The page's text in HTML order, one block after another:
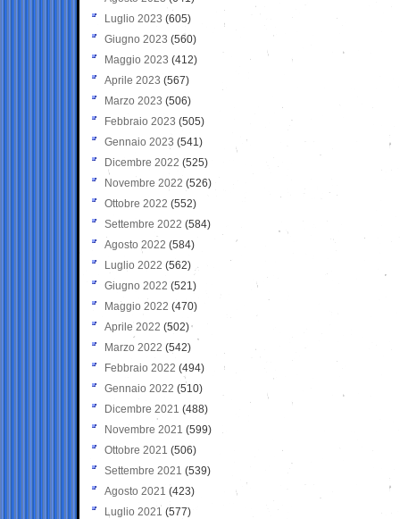
Luglio 2023 (605)
Giugno 2023 (560)
Maggio 2023 (412)
Aprile 2023 (567)
Marzo 2023 (506)
Febbraio 2023 (505)
Gennaio 2023 (541)
Dicembre 2022 (525)
Novembre 2022 (526)
Ottobre 2022 (552)
Settembre 2022 (584)
Agosto 2022 (584)
Luglio 2022 (562)
Giugno 2022 (521)
Maggio 2022 (470)
Aprile 2022 (502)
Marzo 2022 (542)
Febbraio 2022 (494)
Gennaio 2022 (510)
Dicembre 2021 (488)
Novembre 2021 (599)
Ottobre 2021 (506)
Settembre 2021 (539)
Agosto 2021 (423)
Luglio 2021 (577)